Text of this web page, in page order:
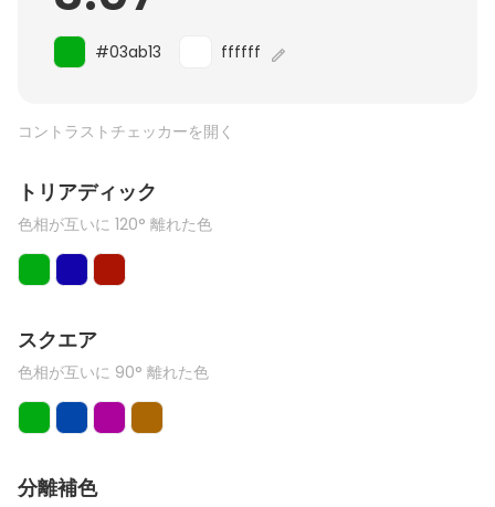
#03ab13 ffffff
コントラストチェッカーを開く
トリアディック
色相が互いに 120° 離れた色
スクエア
色相が互いに 90° 離れた色
分離補色